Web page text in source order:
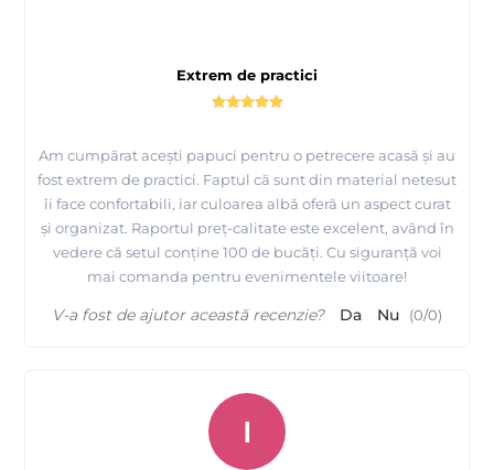
Extrem de practici
Am cumpărat acești papuci pentru o petrecere acasă și au
fost extrem de practici. Faptul că sunt din material netesut
îi face confortabili, iar culoarea albă oferă un aspect curat
și organizat. Raportul preț-calitate este excelent, având în
vedere că setul conține 100 de bucăți. Cu siguranță voi
mai comanda pentru evenimentele viitoare!
V-a fost de ajutor această recenzie? Da Nu (0/0)
I